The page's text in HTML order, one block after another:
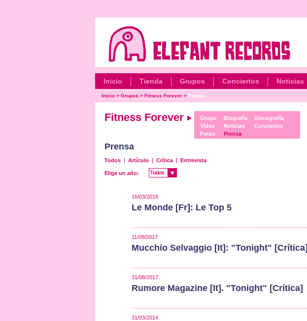
Inicio Tienda Grupos Conciertos Noticias
Inicio> Grupos > Fitness Forever> Prensa
Fitness Forever
Grupo
Vídeo
Fotos
Biografía
Noticias
Prensa
Discografía
Conciertos
Prensa
Todos Artículo Crítica Entrevista
Elige un año: Todos
Todos
16/03/2018
Le Monde [Fr]: Le Top 5
11/09/2017
Mucchio Selvaggio [It]: "Tonight" [Crítica]
31/08/2017
Rumore Magazine [It]. "Tonight" [Crítica]
31/03/2014